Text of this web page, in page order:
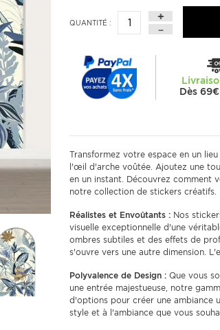
QUANTITÉ :
Dès
Transformez votre espace en un
l'œil d'arche voûtée. Ajoutez une
en un instant. Découvrez comment
notre collection de stickers créatifs.
Réalistes et Envoûtants : Nos
visuelle exceptionnelle d'une
ombres subtiles et des effets de
s'ouvre vers une autre dimension.
Polyvalence de Design : Que vous
une entrée majestueuse, notre
d'options pour créer une ambiance
style et à l'ambiance que vous